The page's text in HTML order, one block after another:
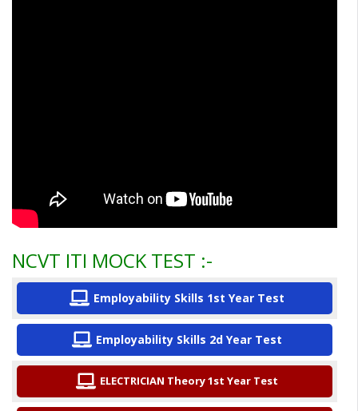
NCVT ITI MOCK TEST :-
Employability Skills 1st Year Test
Employability Skills 2d Year Test
ELECTRICIAN Theory 1st Year Test